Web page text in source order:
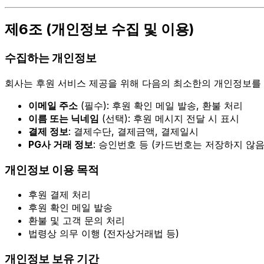
제6조 (개인정보 수집 및 이용)
수집하는 개인정보
회사는 후원 서비스 제공을 위해 다음의 최소한의 개인정보를
이메일 주소 (필수): 후원 확인 메일 발송, 환불 처리
이름 또는 닉네임 (선택): 후원 메시지 전달 시 표시
결제 정보: 결제수단, 결제금액, 결제일시
PG사 거래 정보: 승인번호 등 (카드번호는 저장하지 않
개인정보 이용 목적
후원 결제 처리
후원 확인 메일 발송
환불 및 고객 문의 처리
법령상 의무 이행 (전자상거래법 등)
개인정보 보유 기간